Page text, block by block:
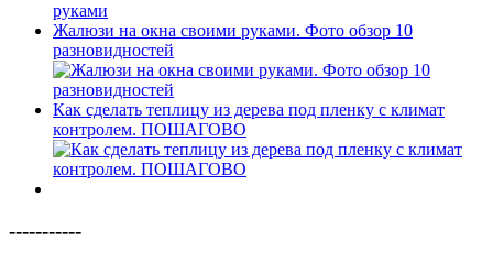
Жалюзи на окна своими руками. Фото обзор 10
разновидностей
Как сделать теплицу из дерева под пленку с климат
контролем. ПОШАГОВО
-----------